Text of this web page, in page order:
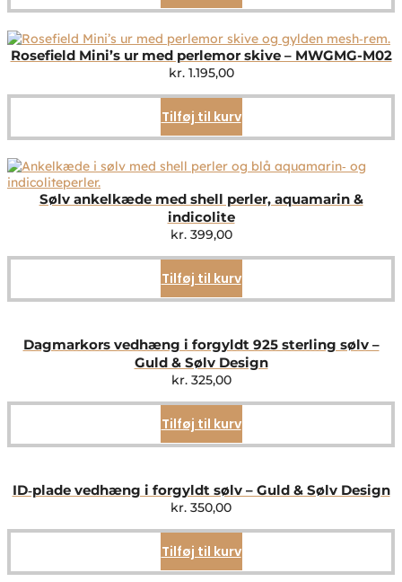
Rosefield Mini’s ur med perlemor skive – MWGMG-M02
kr.1.195,00
Tilføj til kurv
Sølv ankelkæde med shell perler, aquamarin &
indicolite
kr.399,00
Tilføj til kurv
Dagmarkors vedhæng i forgyldt 925 sterling sølv –
Guld & Sølv Design
kr.325,00
Tilføj til kurv
ID‑plade vedhæng i forgyldt sølv – Guld & Sølv Design
kr. 350,00
Tilføj til kurv